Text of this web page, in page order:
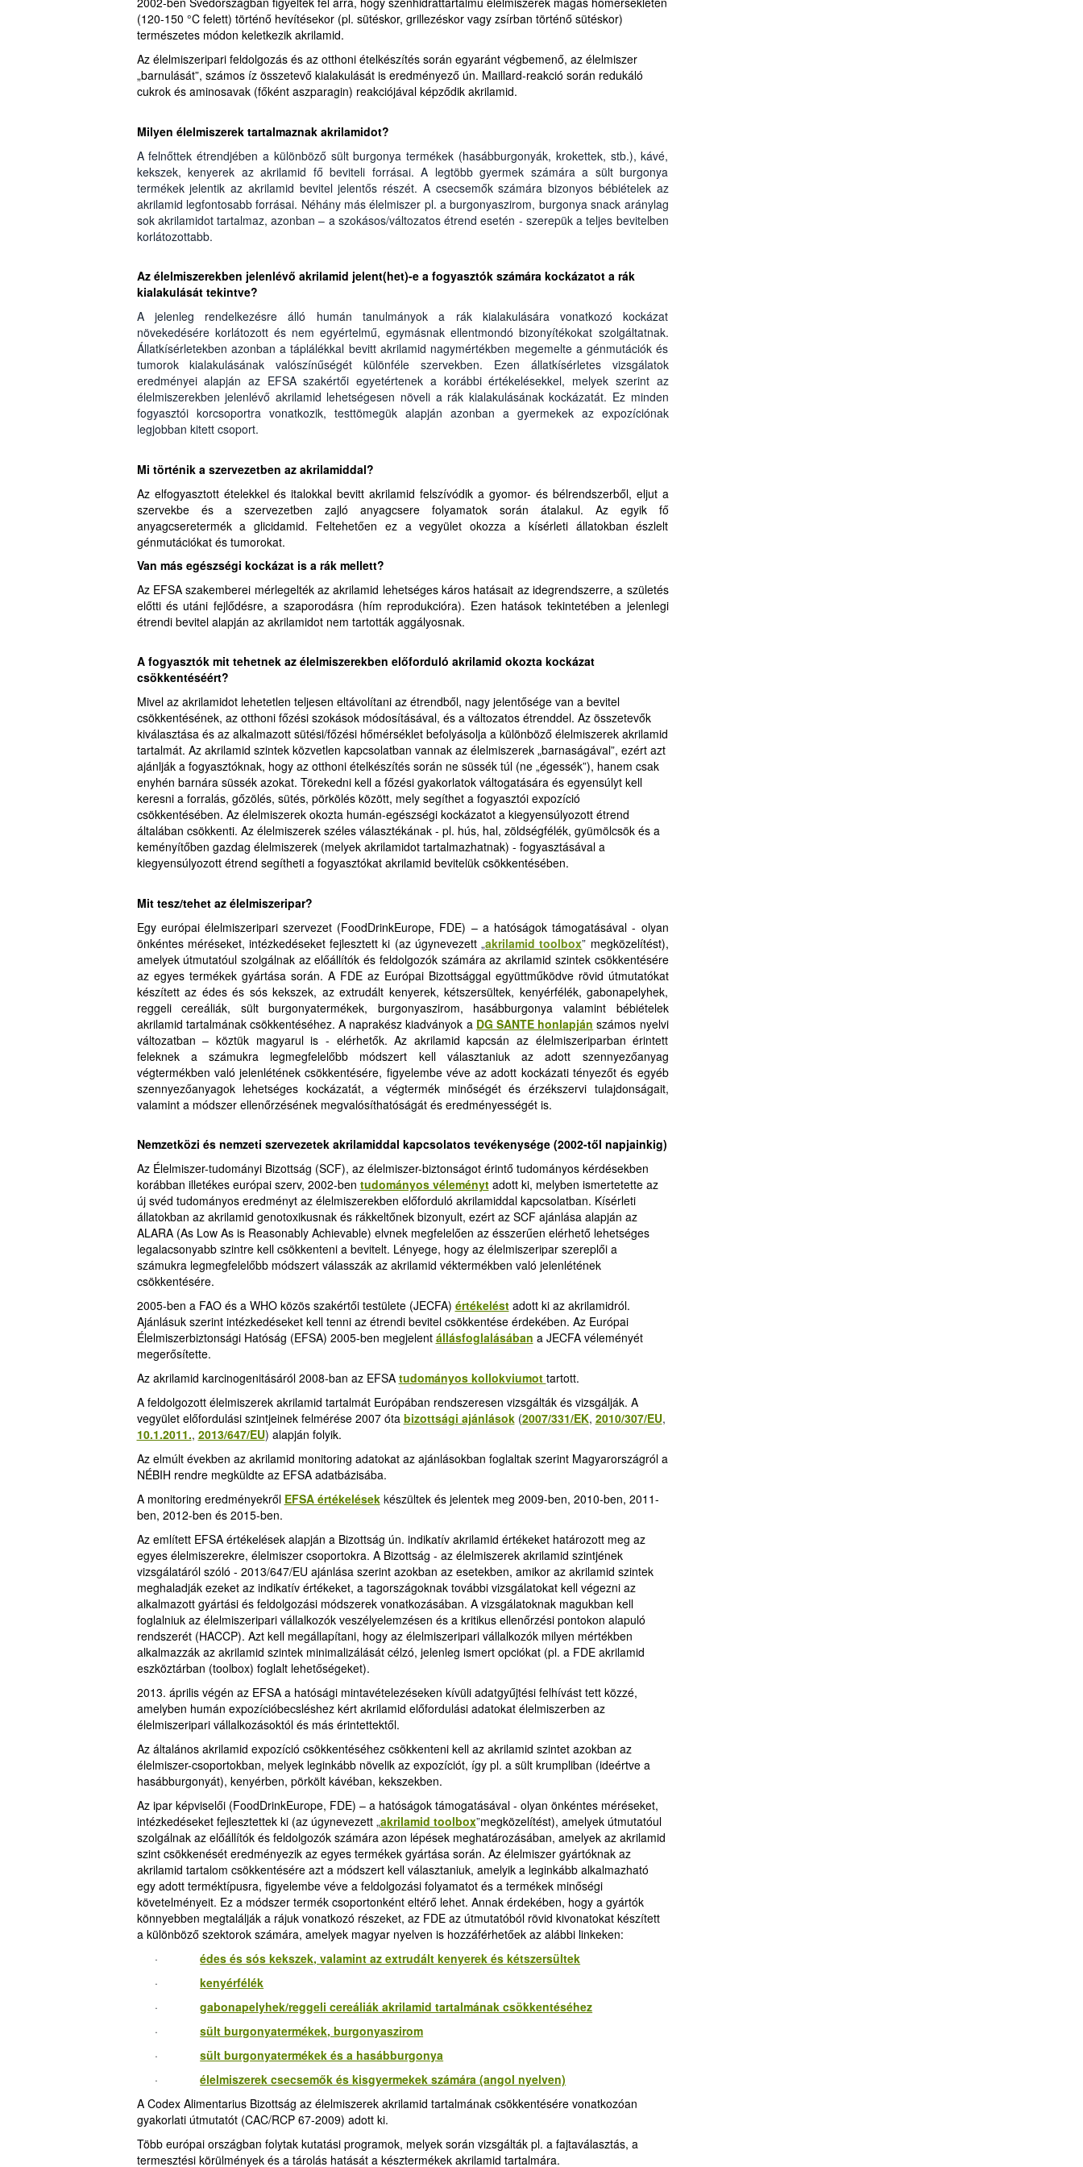
(120-150 °C felett) történő hevítésekor (pl. sütéskor, grillezéskor vagy zsírban történő sütéskor)
természetes módon keletkezik akrilamid.
Az élelmiszeripari feldolgozás és az otthoni ételkészítés során egyaránt végbemenő, az élelmiszer
„barnulását”, számos íz összetevő kialakulását is eredményező ún. Maillard-reakció során redukáló
cukrok és aminosavak (főként aszparagin) reakciójával képződik akrilamid.
Milyen élelmiszerek tartalmaznak akrilamidot?
A felnőttek étrendjében a különböző sült burgonya termékek (hasábburgonyák, krokettek, stb.), kávé,
kekszek, kenyerek az akrilamid fő beviteli forrásai. A legtöbb gyermek számára a sült burgonya
termékek jelentik az akrilamid bevitel jelentős részét. A csecsemők számára bizonyos bébiételek az
akrilamid legfontosabb forrásai. Néhány más élelmiszer pl. a burgonyaszirom, burgonya snack aránylag
sok akrilamidot tartalmaz, azonban – a szokásos/változatos étrend esetén - szerepük a teljes bevitelben
korlátozottabb.
Az élelmiszerekben jelenlévő akrilamid jelent(het)-e a fogyasztók számára kockázatot a rák
kialakulását tekintve?
A jelenleg rendelkezésre álló humán tanulmányok a rák kialakulására vonatkozó kockázat
növekedésére korlátozott és nem egyértelmű, egymásnak ellentmondó bizonyítékokat szolgáltatnak.
Állatkísérletekben azonban a táplálékkal bevitt akrilamid nagymértékben megemelte a génmutációk és
tumorok kialakulásának valószínűségét különféle szervekben. Ezen állatkísérletes vizsgálatok
eredményei alapján az EFSA szakértői egyetértenek a korábbi értékelésekkel, melyek szerint az
élelmiszerekben jelenlévő akrilamid lehetségesen növeli a rák kialakulásának kockázatát. Ez minden
fogyasztói korcsoportra vonatkozik, testtömegük alapján azonban a gyermekek az expozíciónak
legjobban kitett csoport.
Mi történik a szervezetben az akrilamiddal?
Az elfogyasztott ételekkel és italokkal bevitt akrilamid felszívódik a gyomor- és bélrendszerből, eljut a
szervekbe és a szervezetben zajló anyagcsere folyamatok során átalakul. Az egyik fő
anyagcseretermék a glicidamid. Feltehetően ez a vegyület okozza a kísérleti állatokban észlelt
génmutációkat és tumorokat.
Van más egészségi kockázat is a rák mellett?
Az EFSA szakemberei mérlegelték az akrilamid lehetséges káros hatásait az idegrendszerre, a születés
előtti és utáni fejlődésre, a szaporodásra (hím reprodukcióra). Ezen hatások tekintetében a jelenlegi
étrendi bevitel alapján az akrilamidot nem tartották aggályosnak.
A fogyasztók mit tehetnek az élelmiszerekben előforduló akrilamid okozta kockázat
csökkentéséért?
Mivel az akrilamidot lehetetlen teljesen eltávolítani az étrendből, nagy jelentősége van a bevitel
csökkentésének, az otthoni főzési szokások módosításával, és a változatos étrenddel. Az összetevők
kiválasztása és az alkalmazott sütési/főzési hőmérséklet befolyásolja a különböző élelmiszerek akrilamid
tartalmát. Az akrilamid szintek közvetlen kapcsolatban vannak az élelmiszerek „barnaságával”, ezért azt
ajánlják a fogyasztóknak, hogy az otthoni ételkészítés során ne süssék túl (ne „égessék”), hanem csak
enyhén barnára süssék azokat. Törekedni kell a főzési gyakorlatok váltogatására és egyensúlyt kell
keresni a forralás, gőzölés, sütés, pörkölés között, mely segíthet a fogyasztói expozíció
csökkentésében. Az élelmiszerek okozta humán-egészségi kockázatot a kiegyensúlyozott étrend
általában csökkenti. Az élelmiszerek széles választékának - pl. hús, hal, zöldségfélék, gyümölcsök és a
keményítőben gazdag élelmiszerek (melyek akrilamidot tartalmazhatnak) - fogyasztásával a
kiegyensúlyozott étrend segítheti a fogyasztókat akrilamid bevitelük csökkentésében.
Mit tesz/tehet az élelmiszeripar?
Egy európai élelmiszeripari szervezet (FoodDrinkEurope, FDE) – a hatóságok támogatásával - olyan
önkéntes méréseket, intézkedéseket fejlesztett ki (az úgynevezett„akrilamid toolbox” megközelítést),
amelyek útmutatóul szolgálnak az előállítók és feldolgozók számára az akrilamid szintek csökkentésére
az egyes termékek gyártása során. A FDE az Európai Bizottsággal együttműködve rövid útmutatókat
készített az édes és sós kekszek, az extrudált kenyerek, kétszersültek, kenyérfélék, gabonapelyhek,
reggeli cereáliák, sült burgonyatermékek, burgonyaszirom, hasábburgonya valamint bébiételek
akrilamid tartalmának csökkentéséhez. A naprakész kiadványok a DG SANTE honlapján számos nyelvi
változatban – köztük magyarul is - elérhetők. Az akrilamid kapcsán az élelmiszeriparban érintett
feleknek a számukra legmegfelelőbb módszert kell választaniuk az adott szennyezőanyag
végtermékben való jelenlétének csökkentésére, figyelembe véve az adott kockázati tényezőt és egyéb
szennyezőanyagok lehetséges kockázatát, a végtermék minőségét és érzékszervi tulajdonságait,
valamint a módszer ellenőrzésének megvalósíthatóságát és eredményességét is.
Nemzetközi és nemzeti szervezetek akrilamiddal kapcsolatos tevékenysége(2002-től napjainkig)
Az Élelmiszer-tudományi Bizottság (SCF), az élelmiszer-biztonságot érintő tudományos kérdésekben
korábban illetékes európai szerv, 2002-ben tudományos véleményt adott ki, melyben ismertetette az
új svéd tudományos eredményt az élelmiszerekben előforduló akrilamiddal kapcsolatban. Kísérleti
állatokban az akrilamid genotoxikusnak és rákkeltőnek bizonyult, ezért az SCF ajánlása alapján az
ALARA (As Low As is Reasonably Achievable) elvnek megfelelően az ésszerűen elérhető lehetséges
legalacsonyabb szintre kell csökkenteni a bevitelt. Lényege, hogy az élelmiszeripar szereplői a
számukra legmegfelelőbb módszert válasszák az akrilamid véktermékben való jelenlétének
csökkentésére.
2005-ben a FAO és a WHO közös szakértői testülete (JECFA) értékelést adott ki az akrilamidról.
Ajánlásuk szerint intézkedéseket kell tenni az étrendi bevitel csökkentése érdekében. Az Európai
Élelmiszerbiztonsági Hatóság (EFSA) 2005-ben megjelent állásfoglalásában a JECFA véleményét
megerősítette.
Az akrilamid karcinogenitásáról 2008-ban az EFSA tudományos kollokviumot tartott.
A feldolgozott élelmiszerek akrilamid tartalmát Európában rendszeresen vizsgálták és vizsgálják. A
vegyület előfordulási szintjeinek felmérése 2007 óta bizottsági ajánlások(2007/331/EK, 2010/307/EU,
10.1.2011., 2013/647/EU) alapján folyik.
Az elmúlt években az akrilamid monitoring adatokat az ajánlásokban foglaltak szerint Magyarországról a
NÉBIH rendre megküldte az EFSA adatbázisába.
A monitoring eredményekről EFSA értékelésekkészültek és jelentek meg 2009-ben, 2010-ben, 2011-
ben, 2012-ben és 2015-ben.
Az említett EFSA értékelések alapján a Bizottság ún. indikatív akrilamid értékeket határozott meg az
egyes élelmiszerekre, élelmiszer csoportokra. A Bizottság - az élelmiszerek akrilamid szintjének
vizsgálatáról szóló - 2013/647/EU ajánlása szerint azokban az esetekben, amikor az akrilamid szintek
meghaladják ezeket az indikatív értékeket, a tagországoknak további vizsgálatokat kell végezni az
alkalmazott gyártási és feldolgozási módszerek vonatkozásában. A vizsgálatoknak magukban kell
foglalniuk az élelmiszeripari vállalkozók veszélyelemzésen és a kritikus ellenőrzési pontokon alapuló
rendszerét (HACCP). Azt kell megállapítani, hogy az élelmiszeripari vállalkozók milyen mértékben
alkalmazzák az akrilamid szintek minimalizálását célzó, jelenleg ismert opciókat (pl. a FDE akrilamid
eszköztárban (toolbox) foglalt lehetőségeket).
2013. április végén az EFSA a hatósági mintavételezéseken kívüli adatgyűjtési felhívást tett közzé,
amelyben humán expozícióbecsléshez kért akrilamid előfordulási adatokat élelmiszerben az
élelmiszeripari vállalkozásoktól és más érintettektől.
Az általános akrilamid expozíció csökkentéséhez csökkenteni kell az akrilamid szintet azokban az
élelmiszer-csoportokban, melyek leginkább növelik az expozíciót, így pl. a sült krumpliban (ideértve a
hasábburgonyát), kenyérben, pörkölt kávéban, kekszekben.
Az ipar képviselői (FoodDrinkEurope, FDE) – a hatóságok támogatásával - olyan önkéntes méréseket,
intézkedéseket fejlesztettek ki (az úgynevezett„akrilamid toolbox”megközelítést), amelyek útmutatóul
szolgálnak az előállítók és feldolgozók számára azon lépések meghatározásában, amelyek az akrilamid
szint csökkenését eredményezik az egyes termékek gyártása során. Az élelmiszer gyártóknak az
akrilamid tartalom csökkentésére azt a módszert kell választaniuk, amelyik a leginkább alkalmazható
egy adott terméktípusra, figyelembe véve a feldolgozási folyamatot és a termékek minőségi
követelményeit. Ez a módszer termék csoportonként eltérő lehet. Annak érdekében, hogy a gyártók
könnyebben megtalálják a rájuk vonatkozó részeket, az FDE az útmutatóból rövid kivonatokat készített
a különböző szektorok számára, amelyek magyar nyelven is hozzáférhetőek az alábbi linkeken:
·édes és sós kekszek, valamint az extrudált kenyerek és kétszersültek
·kenyérfélék
·gabonapelyhek/reggeli cereáliák akrilamid tartalmának csökkentéséhez
·sült burgonyatermékek, burgonyaszirom
·sült burgonyatermékek és a hasábburgonya
·élelmiszerek csecsemők és kisgyermekek számára (angol nyelven)
A Codex Alimentarius Bizottság az élelmiszerek akrilamid tartalmának csökkentésére vonatkozóan
gyakorlati útmutatót (CAC/RCP 67-2009) adott ki.
Több európai országban folytak kutatási programok, melyek során vizsgálták pl. a fajtaválasztás, a
termesztési körülmények és a tárolás hatását a késztermékek akrilamid tartalmára.